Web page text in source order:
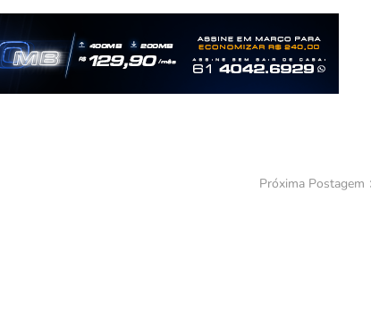
Próxima Postagem